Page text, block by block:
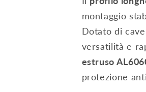
montaggio
Dotato di
versatilità e
estruso
protezione